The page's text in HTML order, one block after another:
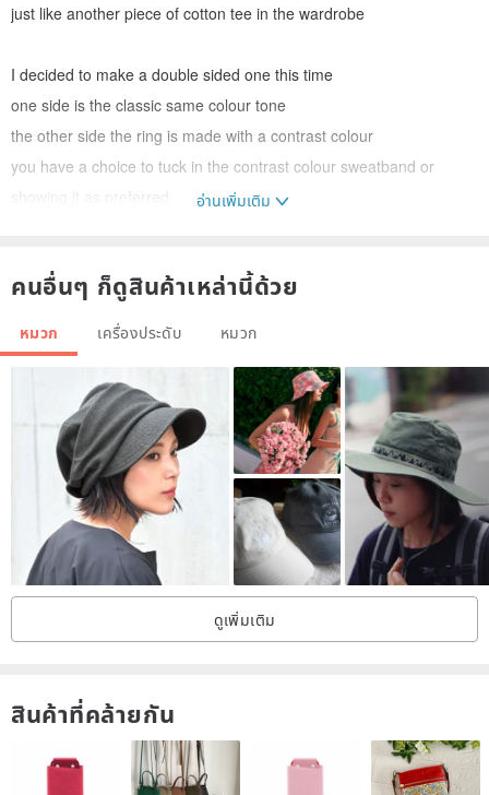
just like another piece of cotton tee in the wardrobe
I decided to make a double sided one this time
one side is the classic same colour tone
the other side the ring is made with a contrast colour
you have a choice to tuck in the contrast colour sweatband or
showing it as preferred
Size: 42- 45cm (fits most of the ladies head measurement)
Diameter of the flat crowned part: 24cm
Handmade by Zèbre Bleu in Hong Kong
Takes about a week to produce a new one, look closely at the
picture you will understand
[Shipping method]
For delivering to HK, HK post REGISTERED parcel mail is used,
delivery time 1-2 working days
For delivering to Taiwan, Macau and China, HK post REGISTERED
Air Parcel service is used, delivery time 4-7 working days
อ่านเพิ่มเติม
คนอื่นๆ ก็ดูสินค้าเหล่านี้ด้วย
หมวก เครื่องประดับ หมวก
ดูเพิ่มเติม
สินค้าที่คล้ายกัน